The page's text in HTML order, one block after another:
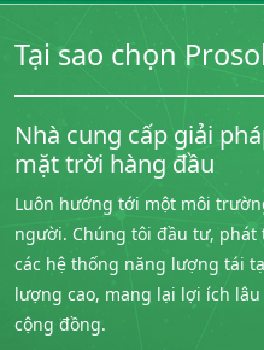
Tại sao chọn
Nhà cung cấp giải
mặt trời hàng đầu
Luôn hướng tới một môi
người. Chúng tôi đầu tư, phát
các hệ thống năng lượng tái
lượng cao, mang lại lợi ích
cộng đồng.